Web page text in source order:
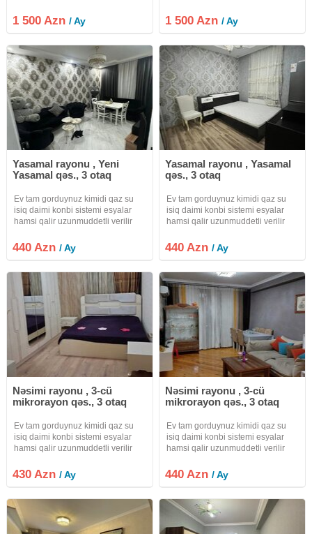
cü mərtəbəsində yerləşən 4 otaqlı
mənzil kirayə verilir.Mənzilin
1 500 Azn/ Ay
CLASS* kompleksində *3 otaqa
düzəltmə. Əla dizayner təmirli,
1 500 Azn/ Ay
Yasamal rayonu , Yeni
Yasamal qəs., 3 otaq
Ev tam gorduynuz kimidi qaz su
isiq daimi konbi sistemi esyalar
hamsi qalir uzunmuddetli verilir
440 Azn/ Ay
Yasamal rayonu , Yasamal
qəs., 3 otaq
Ev tam gorduynuz kimidi qaz su
isiq daimi konbi sistemi esyalar
hamsi qalir uzunmuddetli verilir
440 Azn/ Ay
Nəsimi rayonu , 3-cü
mikrorayon qəs., 3 otaq
Ev tam gorduynuz kimidi qaz su
isiq daimi konbi sistemi esyalar
hamsi qalir uzunmuddetli verilir
430 Azn/ Ay
Nəsimi rayonu , 3-cü
mikrorayon qəs., 3 otaq
Ev tam gorduynuz kimidi qaz su
isiq daimi konbi sistemi esyalar
hamsi qalir uzunmuddetli verilir
440 Azn/ Ay